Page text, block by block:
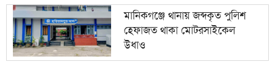
মানিকগঞ্জে থানায় জব্দকৃত পুলিশ
হেফাজত থাকা মোটরসাইকেল
উধাও